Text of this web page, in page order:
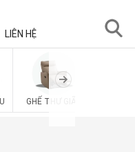
LIÊN HỆ
GHẾ THƯ GIÃN